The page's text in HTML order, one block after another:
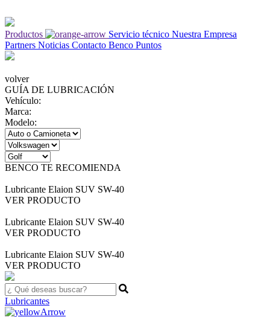
Productos Servicio técnico Nuestra Empresa
Partners Noticias Contacto Benco Puntos
volver
GUÍA DE LUBRICACIÓN
Vehículo:
Marca:
Modelo:
BENCO TE RECOMIENDA
Lubricante Elaion SUV SW-40
VER PRODUCTO
Lubricante Elaion SUV SW-40
VER PRODUCTO
Lubricante Elaion SUV SW-40
VER PRODUCTO
Lubricantes